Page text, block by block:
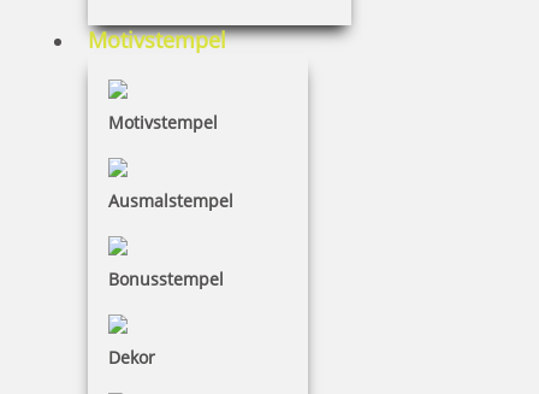
Motivstempel
Motivstempel
Ausmalstempel
Bonusstempel
Dekor